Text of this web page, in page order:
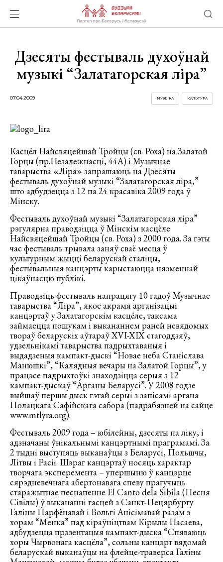
Дзесяты фестываль духоўнай
музыкі “Залатагорская ліра”
07.04.2009 КУЛЬТУРА
МУЗЫКА
Касцёл Найсвяцейшай Тройцы (св. Роха) на Залатой
Горцы (пр.Незалежнасці, 44А) і Музычнае
таварыства «Ліра» запрашаюць на Дзесяты
фестываль духоўнай музыкі “Залатагорская ліра,”
што адбудзецца з 12 па 24 красавіка 2009 года ў
Мінску.
Фестываль духоўнай музыкі “Залатагорская ліра”
рэгулярна праводзіцца ў Мінскім касцёле
Найсвяцейшай Тройцы (св. Роха) з 2000 года. За гэты
час фестываль трывала заняў сваё месца ў
культурным жыцці беларускай сталіцы,
фестывальныя канцэрты карыстаюцца нязменнай
цікаўнасцю публікі.
Праводзіць фестываль напрацягу 10 гадоў Музычнае
таварыства “Ліра”, якое акрамя арганізацыі
канцэртаў у Залатагорскім касцёле, таксама
займаецца пошукам і выкананнем раней невядомых
твораў беларускіх аўтараў XVI-XIX стагоддзяў,
удзельнікамі таварыства падрыхтаваныя і
выдадзеныя кампакт-дыскі “Новае неба Станіслава
Манюшкі”, “Калядныя вечары на Залатой Горцы”, у
працэсе падрыхтоўкі знаходзіцца серыя з 12
кампакт-дыскаў “Арганы Беларусі”. У 2008 годзе
выйшаў першы дыск гэтай серыі з запісамі аргана
Полацкага Сафійскага сабора (падрабязней на сайце
www.mtlyra.org).
Фестываль 2009 года – юбілейны, дзесяты па ліку, і
адзначаны ўнікальнымі канцэртнымі праграмамі. За
2 тыдні выступяць выканаўцы з Беларусі, Польшчы,
Літвы і Расіі. Шэраг канцэртаў носяць характар
творчага эксперемента – упершыню ў канцэрце
сярэдневечнага абертонавага спеву прагучыць
старажытнае песнапенне El Canto dela Sibila (Песня
Сівілы) ў выкананні гасцей з Санкт-Пецярбургу
Галіны Парфёнавай і Вольгі Анісімавай разам з
хорам “Менка” пад кіраўніцтвам Кірылы Насаева,
адбудзецца прэзентацыя кампакт-дыска “Спяваюць
хоры Чырвонага касцёла”, сольны канцэрт вядомай
беларускай выканаўцы на флейце-траверса Галіны